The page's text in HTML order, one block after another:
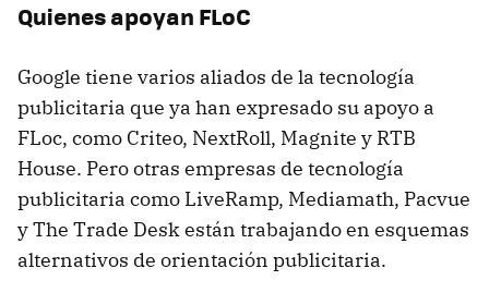
Quienes apoyan FLoC
Google tiene varios aliados de la tecnología
publicitaria que ya han expresado su apoyo a
FLoc, como Criteo, NextRoll, Magnite y RTB
House. Pero otras empresas de tecnología
publicitaria como LiveRamp, Mediamath, Pacvue
y The Trade Desk están trabajando en esquemas
alternativos de orientación publicitaria.